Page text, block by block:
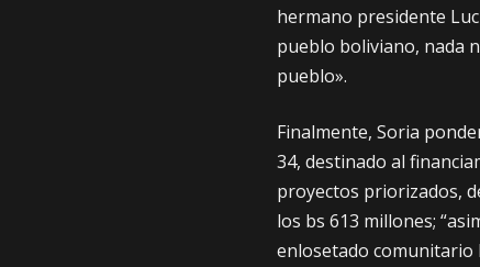
hermano presidente
pueblo boliviano, nada
pueblo».
Finalmente, Soria
34, destinado al
proyectos priorizados,
los bs 613 millones;
enlosetado comunitario